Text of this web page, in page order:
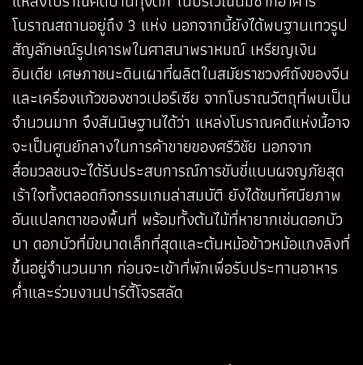
โบราณสถานอยู่ถึง 3 แห่ง นอกจากนี้ยังได้พบฐานเทวรูป
สัญลักษณ์รูปเคารพในศาสนาพราหมณ์ เหรียญเงิน
อินเดีย เศษภาชนะดินเผาที่ผลิตในสมัยราชวงศ์ถังของจีน
และเครื่องแก้วของชาวเปอร์เซีย จากโบราณวัตถุที่พบเป็น
จำนวนมาก จึงสันนิษฐานได้ว่า แหล่งโบราณคดีแห่งนี้อาจ
จะเป็นศูนย์กลางในการค้าขายของศรีวิชัย นอกจาก
สื่อมวลชนจะได้รับประสบการณ์การขับขี่แบบผจญภัยสุด
เร้าใจทั้งตลอดกิจกรรมเกมล่าสมบัติ ยังได้ชมทัศนียภาพ
อันแปลกตาของพื้นที่ พร้อมทั้งต้นไม้ที่หายากเช่นดอกบัว
บา ดอกบัวที่มีขนาดเล็กที่สุดและต้นหม้อข้าวหม้อแกงลิงที่
ขึ้นอยู่จำนวนมาก ก่อนจะเข้าที่พักเพื่อรับประทานอาหาร
ค่ำและร่วมงานปาร์ตี้โจรสลัด